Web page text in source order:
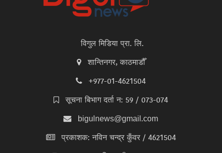
विगुल मिडिया प्रा. लि.
शान्तिनगर, काठमाडौँ
+977-01-4621504
सूचना बिभाग दर्ता न: 59 / 073-074
bigulnews@gmail.com
प्रकाशक: नविन चन्द्र कुँवर / 4621504